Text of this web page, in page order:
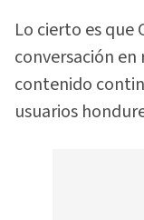
Lo cierto es que
conversación en
contenido
usuarios